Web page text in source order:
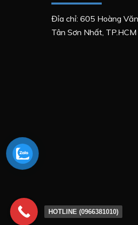
Đỉa chỉ: 605 Hoàng
Tân Sơn Nhất, TP.HCM
HOTLINE (0966381010)